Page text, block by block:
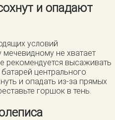
и опадают
условий
мечевидному не хватает
рекомендуется высаживать
центрального
и опадать из-за прямых
горшок в тень.